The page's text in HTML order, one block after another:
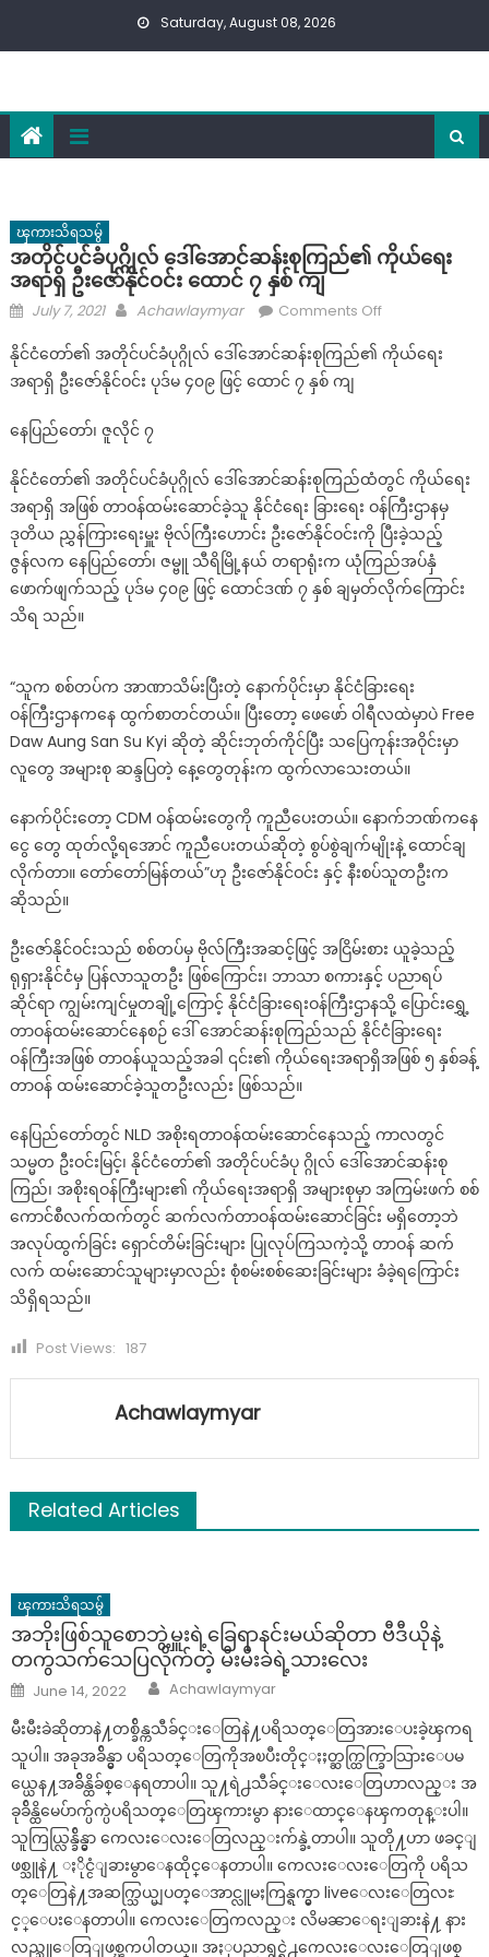
Saturday, August 08, 2026
ၾကားသိရသမွ်
အတိုင်ပင်ခံပုဂ္ဂိုလ် ဒေါ်အောင်ဆန်းစုကြည်၏ ကိုယ်ရေး
အရာရှိ ဦးဇော်နိုင်ဝင်း ထောင် ၇ နှစ် ကျ
Posted
July 7, 2021 Author
Achawlaymyar Comments Offon
ပုဂ္ဂိုလ်
ကြည်၏
ကိုယ်
ရေး
အရာရှိ
ဦး
ထောင်
၇
နှစ်
ကျ
နိုင်ငံတော်၏ အတိုင်ပင်ခံပုဂ္ဂိုလ် ဒေါ်အောင်ဆန်းစုကြည်၏ ကိုယ်ရေး
အရာရှိ ဦးဇော်နိုင်ဝင်း ပုဒ်မ ၄၀၉ ဖြင့် ထောင် ၇ နှစ် ကျ
နေပြည်တော်၊ ဇူလိုင် ၇
နိုင်ငံတော်၏ အတိုင်ပင်ခံပုဂ္ဂိုလ် ဒေါ်အောင်ဆန်းစုကြည်ထံတွင် ကိုယ်ရေး
အရာရှိ အဖြစ် တာဝန်ထမ်းဆောင်ခဲ့သူ နိုင်ငံရေး ခြားရေး ဝန်ကြီးဌာနမှ
ဒုတိယ ညွှန်ကြားရေးမှူး ဗိုလ်ကြီးဟောင်း ဦးဇော်နိုင်ဝင်းကို ပြီးခဲ့သည့်
ဇွန်လက နေပြည်တော်၊ ဇမ္ဗူ သီရိမြို့နယ် တရာရုံးက ယုံကြည်အပ်နှံ
ဖောက်ဖျက်သည့် ပုဒ်မ ၄၀၉ ဖြင့် ထောင်ဒဏ် ၇ နှစ် ချမှတ်လိုက်ကြောင်း
သိရ သည်။
“သူက စစ်တပ်က အာဏာသိမ်းပြီးတဲ့ နောက်ပိုင်းမှာ နိုင်ငံခြားရေး
ဝန်ကြီးဌာနကနေ ထွက်စာတင်တယ်။ ပြီးတော့ ဖေဖော် ဝါရီလထဲမှာပဲ Free
Daw Aung San Su Kyi ဆိုတဲ့ ဆိုင်းဘုတ်ကိုင်ပြီး သပြေကုန်းအဝိုင်းမှာ
လူတွေ အများစု ဆန္ဒပြတဲ့ နေ့တွေတုန်းက ထွက်လာသေးတယ်။
နောက်ပိုင်းတော့ CDM ဝန်ထမ်းတွေကို ကူညီပေးတယ်။ နောက်ဘဏ်ကနေ
ငွေ တွေ ထုတ်လို့ရအောင် ကူညီပေးတယ်ဆိုတဲ့ စွပ်စွဲချက်မျိုးနဲ့ ထောင်ချ
လိုက်တာ။ တော်တော်မြန်တယ်”ဟု ဦးဇော်နိုင်ဝင်း နှင့် နီးစပ်သူတဦးက
ဆိုသည်။
ဦးဇော်နိုင်ဝင်းသည် စစ်တပ်မှ ဗိုလ်ကြီးအဆင့်ဖြင့် အငြိမ်းစား ယူခဲ့သည့်
ရုရှားနိုင်ငံမှ ပြန်လာသူတဦး ဖြစ်ကြောင်း၊ ဘာသာ စကားနှင့် ပညာရပ်
ဆိုင်ရာ ကျွမ်းကျင်မှုတချို့ကြောင့် နိုင်ငံခြားရေးဝန်ကြီးဌာနသို့ ပြောင်းရွှေ့
တာဝန်ထမ်းဆောင်နေစဉ် ဒေါ် အောင်ဆန်းစုကြည်သည် နိုင်ငံခြားရေး
ဝန်ကြီးအဖြစ် တာဝန်ယူသည့်အခါ ၎င်း၏ ကိုယ်ရေးအရာရှိအဖြစ် ၅ နှစ်ခန့်
တာဝန် ထမ်းဆောင်ခဲ့သူတဦးလည်း ဖြစ်သည်။
နေပြည်တော်တွင် NLD အစိုးရတာဝန်ထမ်းဆောင်နေသည့် ကာလတွင်
သမ္မတ ဦးဝင်းမြင့်၊ နိုင်ငံတော်၏ အတိုင်ပင်ခံပု ဂ္ဂိုလ် ဒေါ်အောင်ဆန်းစု
ကြည်၊ အစိုးရဝန်ကြီးများ၏ ကိုယ်ရေးအရာရှိ အများစုမှာ အကြမ်းဖက် စစ်
ကောင်စီလက်ထက်တွင် ဆက်လက်တာဝန်ထမ်းဆောင်ခြင်း မရှိတော့ဘဲ
အလုပ်ထွက်ခြင်း ရှောင်တိမ်းခြင်းများ ပြုလုပ်ကြသကဲ့သို့ တာဝန် ဆက်
လက် ထမ်းဆောင်သူများမှာလည်း စုံစမ်းစစ်ဆေးခြင်းများ ခံခဲ့ရကြောင်း
သိရှိရသည်။
Post Views: 187
Achawlaymyar
Related Articles
ၾကားသိရသမွ်
အဘိုးဖြစ်သူစောဘွဲ့မှူးရဲ့ခြေရာနင်းမယ်ဆိုတာ ဗီဒီယိုနဲ့
တကွသက်သေပြလိုက်တဲ့ မီးမီးခဲရဲ့သားလေး
Posted
on
June 14, 2022 Author
Achawlaymyar
မီးမီးခဲဆိုတာနဲ႔တစ္ခ်ိန္ကသီခ်င္းေတြနဲ႔ပရိသတ္ေတြအားေပးခဲ့ၾကရ
သူပါ။ အခုအခ်ိန္မွာ ပရိသတ္ေတြကိုအၿပီးတိုင္ႏႈတ္ဆက္ထြက္ခြာသြားေပမ
ယ္ယေန႔အခ်ိန္ထိခ်စ္ေနရတာပါ။ သူ႔ရဲ႕သီခ်င္းေလးေတြဟာလည္း အ
ခုခ်ိန္ထိမေပ်ာက္ပ်က္ပဲပရိသတ္ေတြၾကားမွာ နားေထာင္ေနၾကတုန္းပါ။
သူကြယ္လြန္ခ်ိန္မွာ ကေလး​ေလးေတြလည္းက်န္ခဲ့တာပါ။ သူတို႔ဟာ ဖခင္​ျ
ဖစ္သူနဲ႔ ႏိုင္ငံျခားမွာေနထိုင္ေနတာပါ။ ကေလးေလးေတြကို ပရိသ
တ္ေတြနဲ႔အဆက္သြယ္မျပတ္ေအာင္လူမႈကြန္ရက္မွာ liveေလးေတြလႊ
င့္ေပးေနတာပါ။ ကေလးေတြကလည္း လိမၼာေရးျခားနဲ႔ နား
လည္သူေတြျဖစ္ၾကပါတယ္။ အႏုပညာရွင္ရဲ႕ကေလးေလးေတြျဖစ္